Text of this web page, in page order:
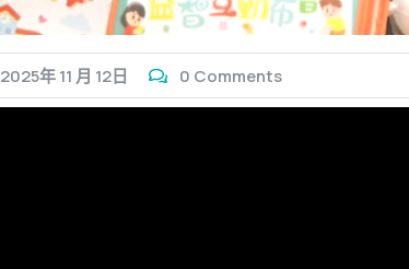
2025年11 月 12日 0 Comments